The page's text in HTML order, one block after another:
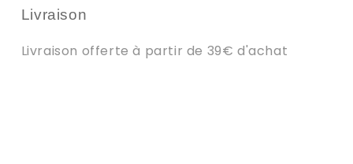
Livraison
Livraison offerte à partir de 39€ d'achat